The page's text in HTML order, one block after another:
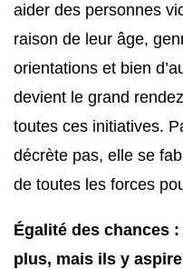
aider des personnes
raison de leur âge,
orientations et bien
devient le grand
toutes ces initiatives.
décrète pas, elle se
de toutes les forces
Égalité des chances
plus, mais ils y